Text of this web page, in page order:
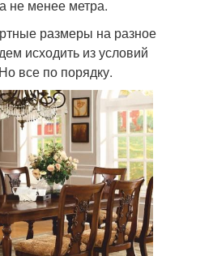
не менее метра.
размеры на разное
исходить из условий
все по порядку.